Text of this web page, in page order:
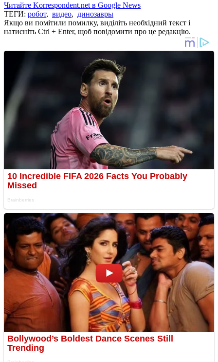
Читайте Korrespondent.net в Google News
ТЕГИ: робот, видео, динозавры
Якщо ви помітили помилку, виділіть необхідний текст і
натисніть Ctrl + Enter, щоб повідомити про це редакцію.